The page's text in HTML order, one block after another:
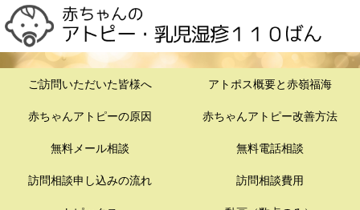
ご訪問いただいた皆様へ アトポス概要と赤嶺福海
赤ちゃんアトピーの原因 赤ちゃんアトピー改善方法
無料メール相談 無料電話相談
訪問相談申し込みの流れ 訪問相談費用